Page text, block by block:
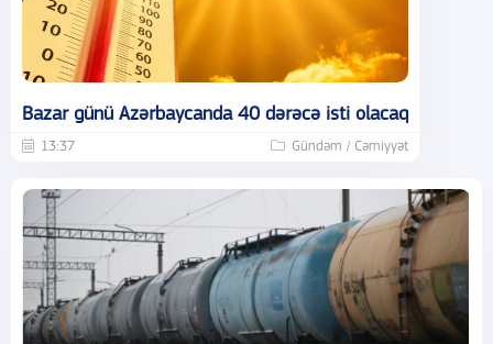
Bazar günü Azərbaycanda 40 dərəcə isti olacaq
13:37 Gündəm / Cəmiyyət